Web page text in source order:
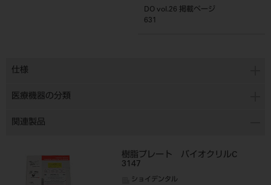
DO vol.26 掲載ページ
631
仕様
医療機器の分類
関連製品
樹脂プレート バイオクリルC
3147
ショイデンタル